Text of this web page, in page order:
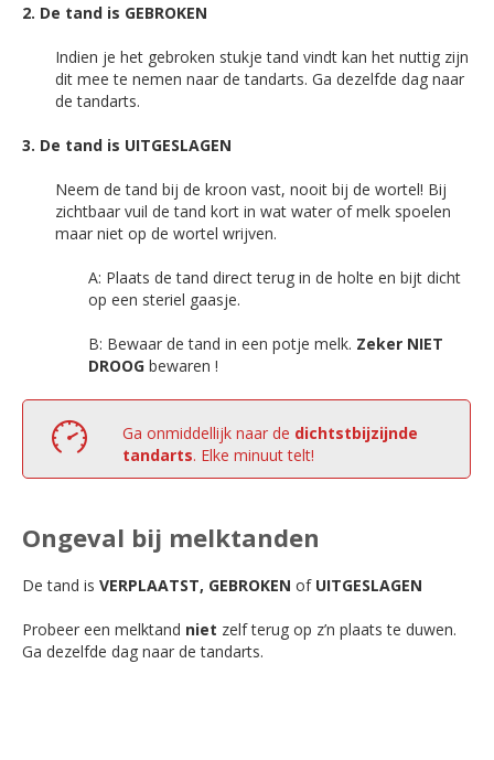
2. De tand is GEBROKEN
Indien je het gebroken stukje tand vindt kan het nuttig zijn
dit mee te nemen naar de tandarts. Ga dezelfde dag naar
de tandarts.
3. De tand is UITGESLAGEN
Neem de tand bij de kroon vast, nooit bij de wortel! Bij
zichtbaar vuil de tand kort in wat water of melk spoelen
maar niet op de wortel wrijven.
A: Plaats de tand direct terug in de holte en bijt dicht
op een steriel gaasje.
B: Bewaar de tand in een potje melk. Zeker NIET
DROOG bewaren !
Ga onmiddellijk naar de dichtstbijzijnde
tandarts. Elke minuut telt!
Ongeval bij melktanden
De tand isVERPLAATST, GEBROKENofUITGESLAGEN
Probeer een melktand niet zelf terug op z’n plaats te duwen.
Ga dezelfde dag naar de tandarts.